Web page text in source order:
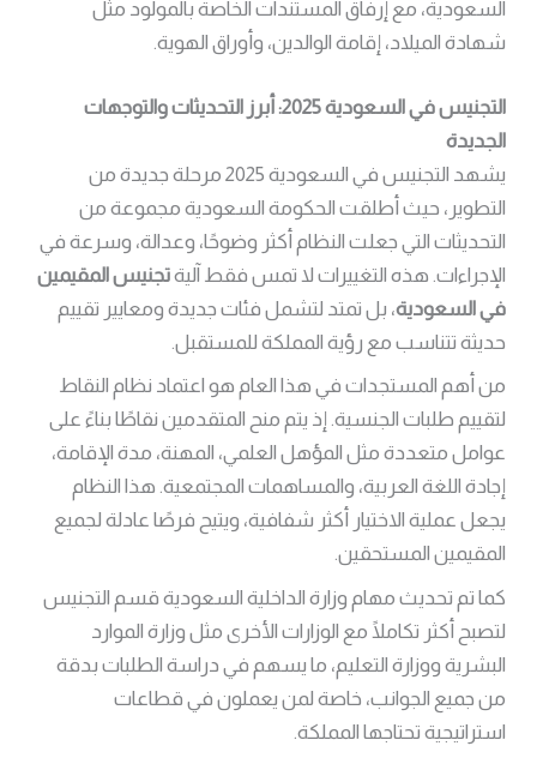
السعودية، مع إرفاق المستندات الخاصة بالمولود مثل
شهادة الميلاد، إقامة الوالدين، وأوراق الهوية.
التجنيس في السعودية 2025: أبرز التحديثات والتوجهات
الجديدة
يشهد التجنيس في السعودية 2025 مرحلة جديدة من
التطوير، حيث أطلقت الحكومة السعودية مجموعة من
التحديثات التي جعلت النظام أكثر وضوحًا، وعدالة، وسرعة في
الإجراءات. هذه التغييرات لا تمس فقط آليةتجنيس المقيمين
في السعودية، بل تمتد لتشمل فئات جديدة ومعايير تقييم
حديثة تتناسب مع رؤية المملكة للمستقبل.
من أهم المستجدات في هذا العام هو اعتماد نظام النقاط
لتقييم طلبات الجنسية. إذ يتم منح المتقدمين نقاطًا بناءً على
عوامل متعددة مثل المؤهل العلمي، المهنة، مدة الإقامة،
إجادة اللغة العربية، والمساهمات المجتمعية. هذا النظام
يجعل عملية الاختيار أكثر شفافية، ويتيح فرصًا عادلة لجميع
المقيمين المستحقين.
كما تم تحديث مهام وزارة الداخلية السعودية قسم التجنيس
لتصبح أكثر تكاملًا مع الوزارات الأخرى مثل وزارة الموارد
البشرية ووزارة التعليم، ما يسهم في دراسة الطلبات بدقة
من جميع الجوانب، خاصة لمن يعملون في قطاعات
استراتيجية تحتاجها المملكة.